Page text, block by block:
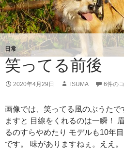
日常
笑ってる前後
2020年4月29日 TSUMA 6件の
画像では、笑ってる風のぶうた
ますと 目線をくれるのは一瞬！
るのすらやめたり モデルも10年
です。 味がありますねぇ。ええ